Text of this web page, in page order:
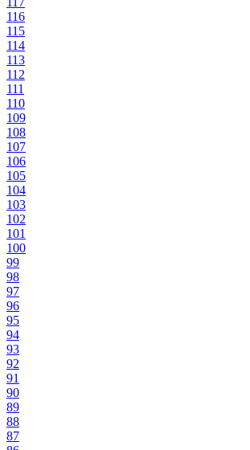
116
115
114
113
112
111
110
109
108
107
106
105
104
103
102
101
100
99
98
97
96
95
94
93
92
91
90
89
88
87